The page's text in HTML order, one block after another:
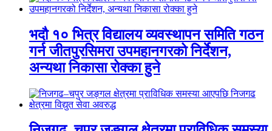
भदौ १० भित्र विद्यालय व्यवस्थापन समिति गठन
गर्न जीतपुरसिमरा उपमहानगरको निर्देशन,
अन्यथा निकासा रोक्का हुने